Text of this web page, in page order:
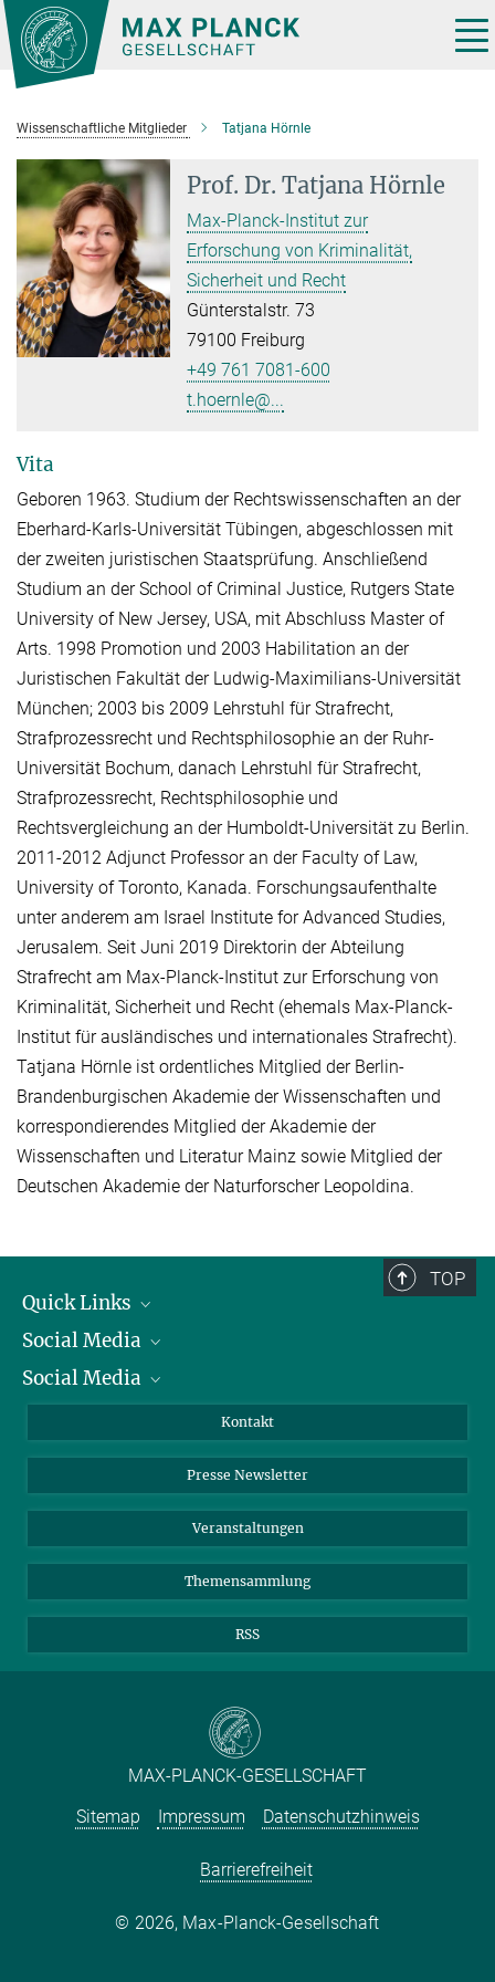
Hauptinhalt
Wissenschaftliche Mitglieder Tatjana Hörnle
Prof. Dr. Tatjana Hörnle
Max-Planck-Institut zur
Erforschung von Kriminalität,
Sicherheit und Recht
Günterstalstr. 73
79100 Freiburg
+49 761 7081-600
t.hoernle@...
Vita
Geboren 1963. Studium der Rechtswissenschaften an der
Eberhard-Karls-Universität Tübingen, abgeschlossen mit
der zweiten juristischen Staatsprüfung. Anschließend
Studium an der School of Criminal Justice, Rutgers State
University of New Jersey, USA, mit Abschluss Master of
Arts. 1998 Promotion und 2003 Habilitation an der
Juristischen Fakultät der Ludwig-Maximilians-Universität
München; 2003 bis 2009 Lehrstuhl für Strafrecht,
Strafprozessrecht und Rechtsphilosophie an der Ruhr-
Universität Bochum, danach Lehrstuhl für Strafrecht,
Strafprozessrecht, Rechtsphilosophie und
Rechtsvergleichung an der Humboldt-Universität zu Berlin.
2011-2012 Adjunct Professor an der Faculty of Law,
University of Toronto, Kanada. Forschungsaufenthalte
unter anderem am Israel Institute for Advanced Studies,
Jerusalem. Seit Juni 2019 Direktorin der Abteilung
Strafrecht am Max-Planck-Institut zur Erforschung von
Kriminalität, Sicherheit und Recht (ehemals Max-Planck-
Institut für ausländisches und internationales Strafrecht).
Tatjana Hörnle ist ordentliches Mitglied der Berlin-
Brandenburgischen Akademie der Wissenschaften und
korrespondierendes Mitglied der Akademie der
Wissenschaften und Literatur Mainz sowie Mitglied der
Deutschen Akademie der Naturforscher Leopoldina.
TOP
Quick Links
Präsident
Zahlen und Fakten
Meldestelle Fehlverhalten
Social Media
Bluesky
TikTok
Social Media
Instagram
YouTube
Kontakt
Presse Newsletter
Veranstaltungen
Themensammlung
RSS
MAX-PLANCK-GESELLSCHAFT
Sitemap
Impressum Datenschutzhinweis
Barrierefreiheit
2026, Max-Planck-Gesellschaft